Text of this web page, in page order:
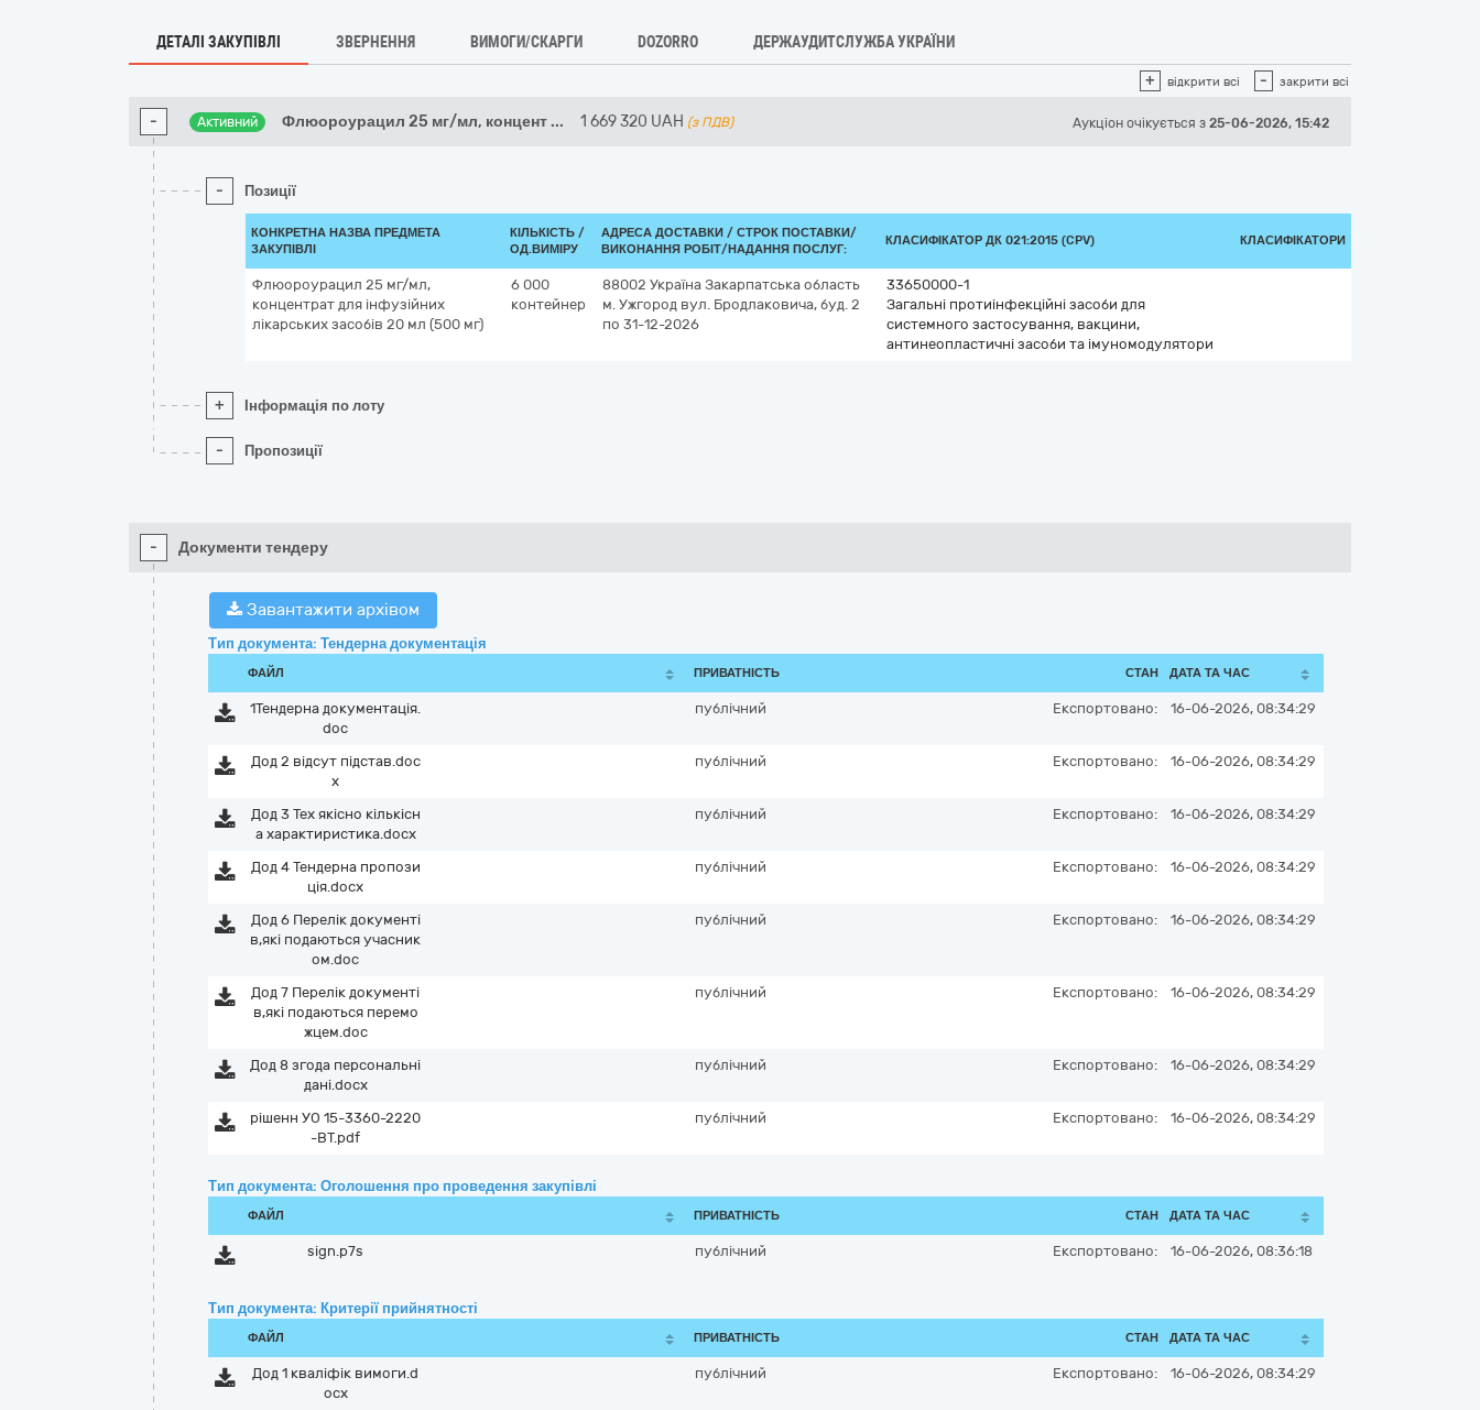
ДЕТАЛІ ЗАКУПІВЛІ ЗВЕРНЕННЯ ВИМОГИ/СКАРГИ DOZORRO ДЕРЖАУДИТСЛУЖБА УКРАЇНИ
+ відкрити всі - закрити всі
- Активний Флюороурацил 25 мг/мл, концент ... 1 669 320 UAH (з ПДВ) Аукціон очікується з 25-06-2026, 15:42
- Позиції
КОНКРЕТНА НАЗВА ПРЕДМЕТА
ЗАКУПІВЛІ
КІЛЬКІСТЬ /
ОД.ВИМІРУ
АДРЕСА ДОСТАВКИ / СТРОК ПОСТАВКИ/
ВИКОНАННЯ РОБІТ/НАДАННЯ ПОСЛУГ:
КЛАСИФІКАТОР ДК 021:2015 (CPV) КЛАСИФІКАТОРИ
Флюороурацил 25 мг/мл,
концентрат для інфузійних
лікарських засобів 20 мл (500 мг)
6 000
контейнер
88002 Україна Закарпатська область
м. Ужгород вул. Бродлаковича, буд. 2
по 31-12-2026
33650000-1
Загальні протиінфекційні засоби для
системного застосування, вакцини,
антинеопластичні засоби та імуномодулятори
+ Інформація по лоту
- Пропозиції
- Документи тендеру
Завантажити архівом
Тип документа: Тендерна документація
ФАЙЛ ПРИВАТНІСТЬ СТАН ДАТА ТА ЧАС
1Тендерна документація.
doc
публічний Експортовано: 16-06-2026, 08:34:29
Дод 2 відсут підстав.doc
x
публічний Експортовано: 16-06-2026, 08:34:29
Дод 3 Тех якісно кількісн
а характиристика.docx
публічний Експортовано: 16-06-2026, 08:34:29
Дод 4 Тендерна пропози
ція.docx
публічний Експортовано: 16-06-2026, 08:34:29
Дод 6 Перелік документі
в,які подаються учасник
ом.doc
публічний Експортовано: 16-06-2026, 08:34:29
Дод 7 Перелік документі
в,які подаються перемо
жцем.doc
публічний Експортовано: 16-06-2026, 08:34:29
Дод 8 згода персональні
дані.docx
публічний Експортовано: 16-06-2026, 08:34:29
рішенн УО 15-3360-2220
-ВТ.pdf
публічний Експортовано: 16-06-2026, 08:34:29
Тип документа: Оголошення про проведення закупівлі
ФАЙЛ ПРИВАТНІСТЬ СТАН ДАТА ТА ЧАС
sign.p7s публічний Експортовано: 16-06-2026, 08:36:18
Тип документа: Критерії прийнятності
ФАЙЛ ПРИВАТНІСТЬ СТАН ДАТА ТА ЧАС
Дод 1 кваліфік вимоги.d
ocx
публічний Експортовано: 16-06-2026, 08:34:29